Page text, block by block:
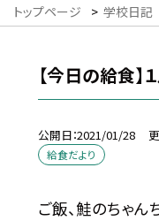
トップページ > 学校日記
【今日の給食】
公開日 2021/01/28
給食だより
ご飯、鮭のちゃん